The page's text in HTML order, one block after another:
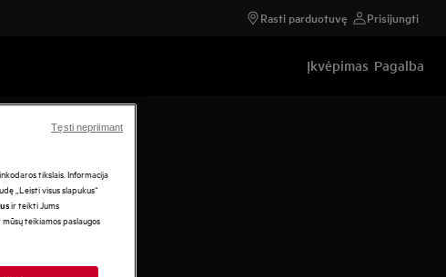
Rasti parduotuvę Prisijungti
Įkvėpimas Pagalba
tikslais. Informacija
„Leisti visus slapukus“
ir teikti Jums
teikiamos paslaugos
Tęsti nepriimant